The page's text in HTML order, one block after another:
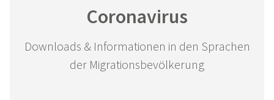
Coronavirus
Downloads & Informationen in den Sprachen
der Migrationsbevölkerung